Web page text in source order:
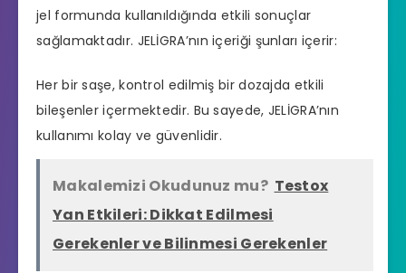
jel formunda kullanıldığında etkili sonuçlar
sağlamaktadır. JELİGRA’nın içeriği şunları içerir:
Her bir saşe, kontrol edilmiş bir dozajda etkili
bileşenler içermektedir. Bu sayede, JELİGRA’nın
kullanımı kolay ve güvenlidir.
Makalemizi Okudunuz mu? Testox
Yan Etkileri: Dikkat Edilmesi
Gerekenler ve Bilinmesi Gerekenler